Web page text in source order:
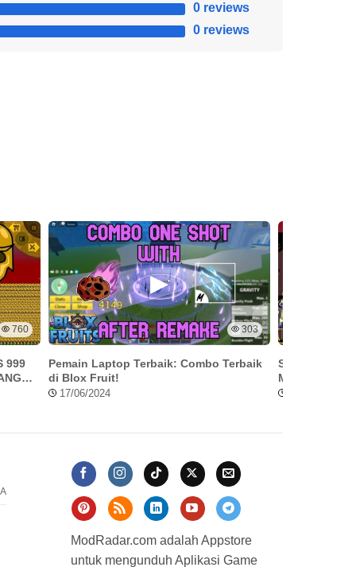
0 reviews
0 reviews
760
999
303
Pemain Laptop Terbaik: Combo Terbaik
di Blox Fruit!
17/06/2024
Stick War
Maksimal
ModRadar.com adalah Appstore
untuk mengunduh Aplikasi Game